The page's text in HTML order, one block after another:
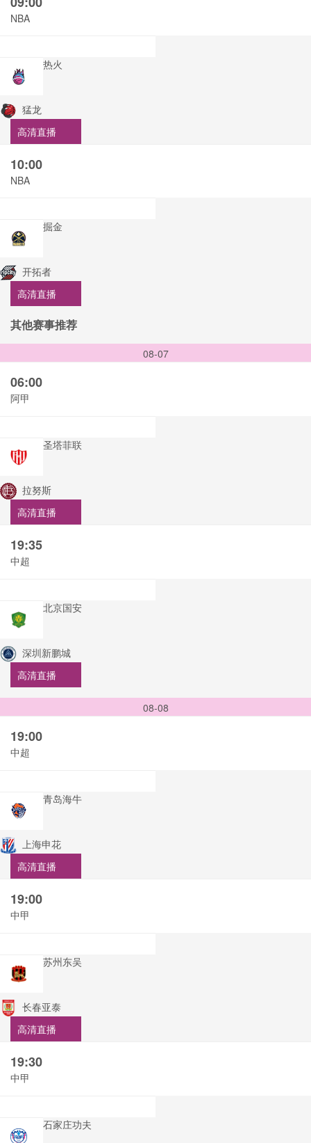
NBA
热火
猛龙
高清直播
10:00
NBA
掘金
开拓者
高清直播
其他赛事推荐
08-07
06:00
阿甲
圣塔菲联
拉努斯
高清直播
19:35
中超
北京国安
深圳新鹏城
高清直播
08-08
19:00
中超
青岛海牛
上海申花
高清直播
19:00
中甲
苏州东吴
长春亚泰
高清直播
19:30
中甲
石家庄功夫